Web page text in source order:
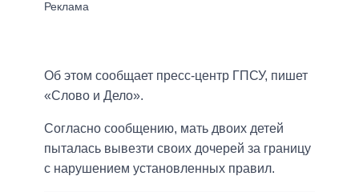
Об этом сообщает пресс-центр ГПСУ, пишет
«Слово и Дело».
Согласно сообщению, мать двоих детей
пыталась вывезти своих дочерей за границу
с нарушением установленных правил.